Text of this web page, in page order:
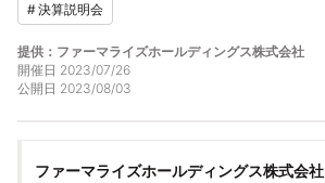
#決算説明会
提供：ファーマライズホールディングス株式会社
開催日 2023/07/26
公開日 2023/08/03
ファーマライズホールディングス株式会社